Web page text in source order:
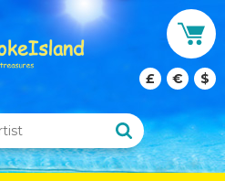
£ € $